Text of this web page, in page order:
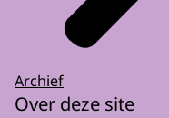
Archief
Over deze site